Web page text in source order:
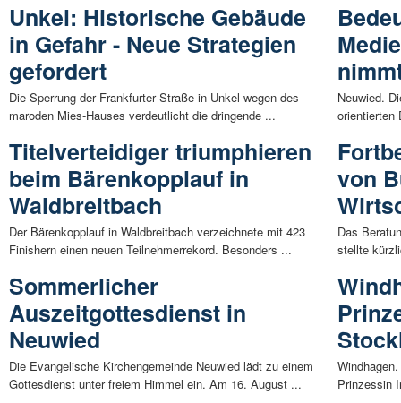
Unkel: Historische Gebäude
in Gefahr - Neue Strategien
gefordert
Die Sperrung der Frankfurter Straße in Unkel wegen des
maroden Mies-Hauses verdeutlicht die dringende ...
Titelverteidiger triumphieren
beim Bärenkopplauf in
Waldbreitbach
Der Bärenkopplauf in Waldbreitbach verzeichnete mit 423
Finishern einen neuen Teilnehmerrekord. Besonders ...
Sommerlicher
Auszeitgottesdienst in
Neuwied
Die Evangelische Kirchengemeinde Neuwied lädt zu einem
Gottesdienst unter freiem Himmel ein. Am 16. August ...
Neuwied.
orientierten
von
Das
stellte
Prinzessin